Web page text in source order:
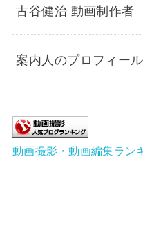
古谷健治 動画制作者
案内人のプロフィール
動画撮影・動画編集ラン